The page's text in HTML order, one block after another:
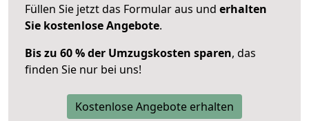
Füllen Sie jetzt das Formular aus und erhalten
Sie kostenlose Angebote.
Bis zu 60 % der Umzugskosten sparen, das
finden Sie nur bei uns!
Kostenlose Angebote erhalten